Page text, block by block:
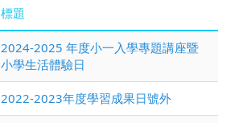
標題
2024-2025 年度小一入學專題講座暨
小學生活體驗日
2022-2023年度學習成果日號外